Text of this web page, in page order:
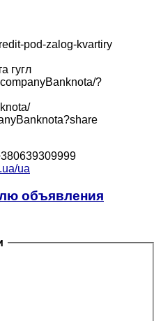
pod-zalog-kvartiry
гугл
?
ua
объявления